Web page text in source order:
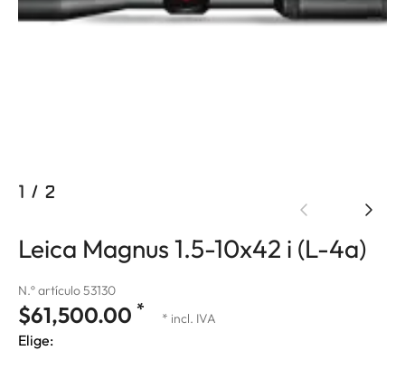
1 / 2
Leica Magnus 1.5-10x42 i (L-4a)
N.º artículo 53130
$61,500.00 * * incl. IVA
Elige: